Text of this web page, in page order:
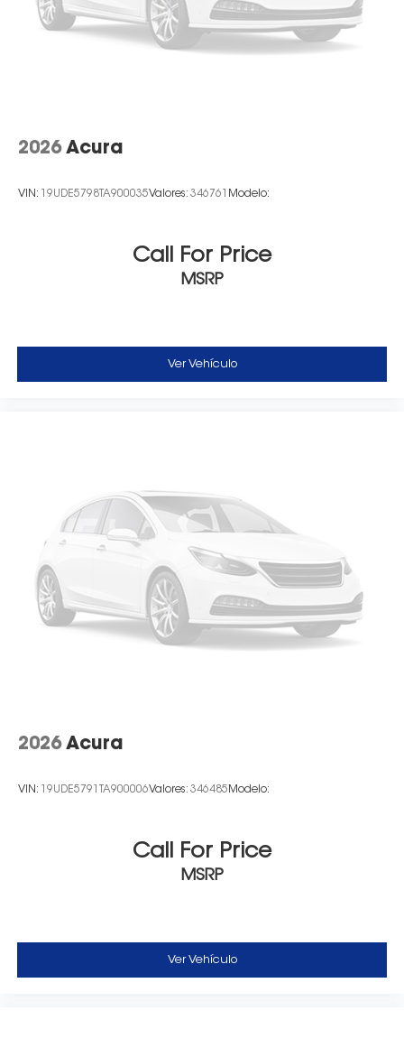
2026 Acura
VIN: 19UDE5798TA900035Valores: 346761 Modelo:
Call For Price
MSRP
Ver Vehículo
2026 Acura
VIN: 19UDE5791TA900006Valores: 346485 Modelo:
Call For Price
MSRP
Ver Vehículo